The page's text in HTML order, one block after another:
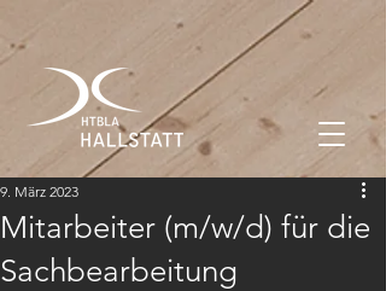
Mitarbeiter (m/w/d) für die
Sachbearbeitung
9. März 2023